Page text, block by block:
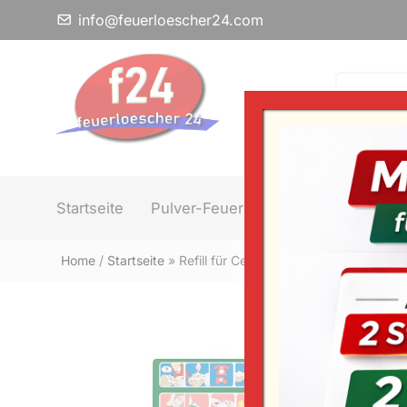
info@feuerloescher24.com
Startseite Pulver-Feuerlöscher
Home/ Startseite» Refill für Cederroth First Aid –